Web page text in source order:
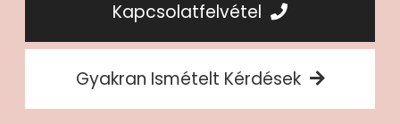
Kapcsolatfelvétel
Gyakran Ismételt Kérdések